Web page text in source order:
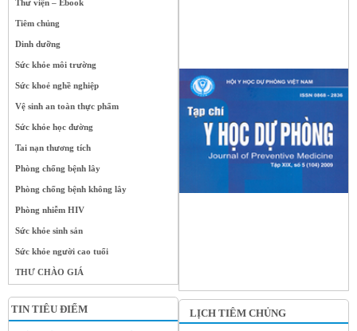
Thư viện – Ebook
Tiêm chủng
Dinh dưỡng
Sức khỏe môi trường
Sức khoẻ nghề nghiệp
Vệ sinh an toàn thực phẩm
Sức khỏe học đường
Tai nạn thương tích
Phòng chống bệnh lây
Phòng chống bệnh không lây
Phòng nhiễm HIV
Sức khỏe sinh sản
Sức khỏe người cao tuổi
THƯ CHÀO GIÁ
TIN TIÊU ĐIỂM LỊCH TIÊM CHỦNG